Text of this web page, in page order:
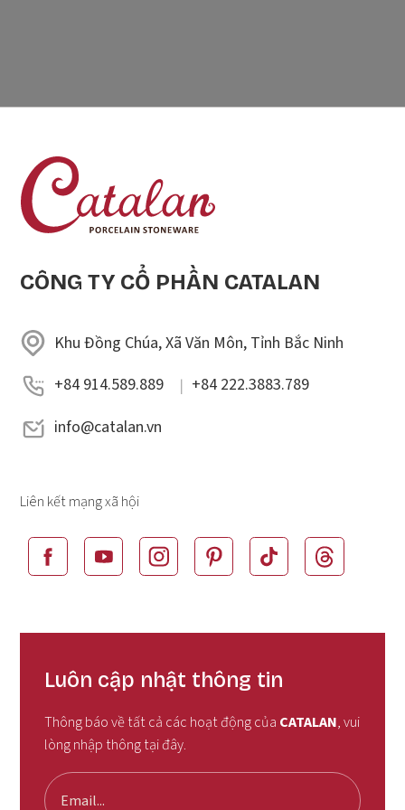
CÔNG TY CỔ PHẦN CATALAN
Khu Đồng Chúa, Xã Văn Môn, Tỉnh Bắc Ninh
+84 914.589.889
| +84 222.3883.789
info@catalan.vn
Liên kết mạng xã hội
Luôn cập nhật thông tin
Thông báo về tất cả các hoạt động của CATALAN, vui
lòng nhập thông tại đây.
Email...